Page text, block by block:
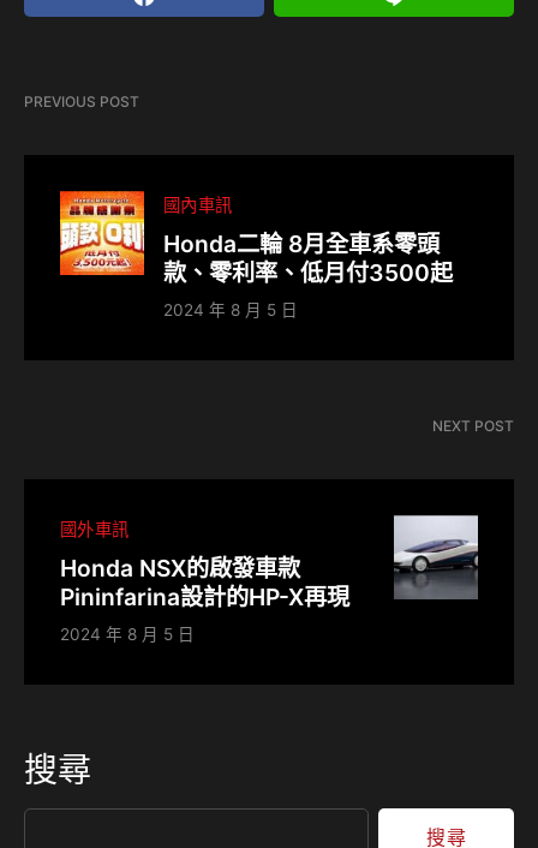
PREVIOUS POST
國內車訊
Honda二輪 8月全車系零頭
款、零利率、低月付3500起
2024 年 8 月 5 日
NEXT POST
國外車訊
Honda NSX的啟發車款
Pininfarina設計的HP-X再現
2024 年 8 月 5 日
搜尋
搜尋